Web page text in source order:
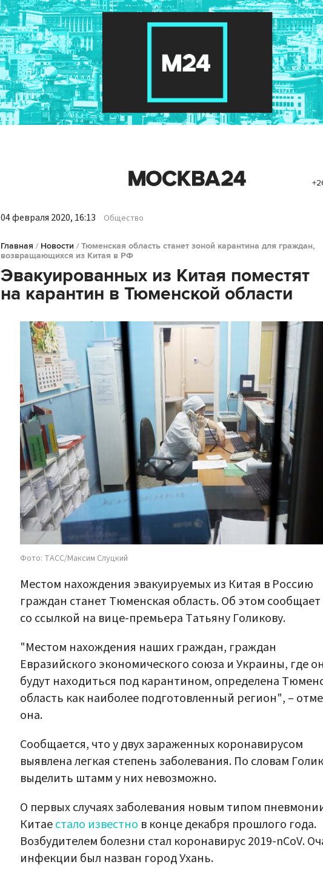
04 февраля 2020, 16:13 Общество
Главная / Новости /Тюменская область станет зоной карантина для граждан,
возвращающихся из Китая в РФ
Эвакуированных из Китая поместят
на карантин в Тюменской области
Фото: ТАСС/Максим Слуцкий
Местом нахождения эвакуируемых из Китая в Россию
граждан станет Тюменская область. Об этом сообщает
со ссылкой на вице-премьера Татьяну Голикову.
"Местом нахождения наших граждан, граждан
Евразийского экономического союза и Украины, где
будут находиться под карантином, определена
область как наиболее подготовленный регион", –
она.
Сообщается, что у двух зараженных коронавирусом
выявлена легкая степень заболевания. По словам
выделить штамм у них невозможно.
О первых случаях заболевания новым типом
Китаестало известно в конце декабря прошлого года.
Возбудителем болезни стал коронавирус 2019-nCoV.
инфекции был назван город Ухань.